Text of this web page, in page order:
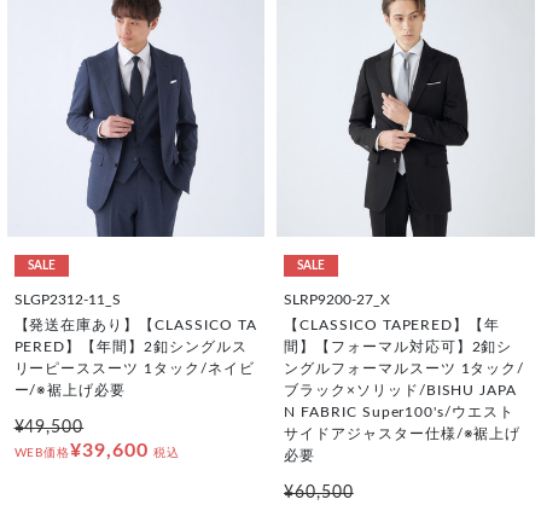
SALE
SLGP2312-11_S
【発送在庫あり】【CLASSICO TA
PERED】【年間】2釦シングルス
リーピーススーツ 1タック/ネイビ
ー/※裾上げ必要
¥49,500
WEB価格¥39,600 税込
SALE
SLRP9200-27_X
【CLASSICO TAPERED】【年
間】【フォーマル対応可】2釦シ
ングルフォーマルスーツ 1タック/
ブラック×ソリッド/BISHU JAPA
N FABRIC Super100's/ウエスト
サイドアジャスター仕様/※裾上げ
必要
¥60,500